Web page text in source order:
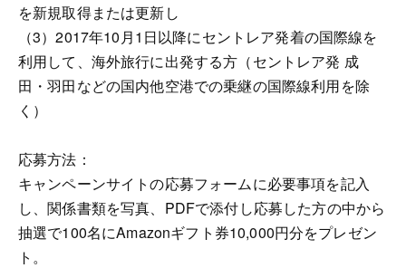
を新規取得または更新し
（3）2017年10月1日以降にセントレア発着の国際線を
利用して、海外旅行に出発する方（セントレア発 成
田・羽田などの国内他空港での乗継の国際線利用を除
く）
応募方法：
キャンペーンサイトの応募フォームに必要事項を記入
し、関係書類を写真、PDFで添付し応募した方の中から
抽選で100名にAmazonギフト券10,000円分をプレゼン
ト。